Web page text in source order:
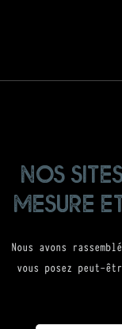
nos
mesure
Nous avons
vous posez peut-